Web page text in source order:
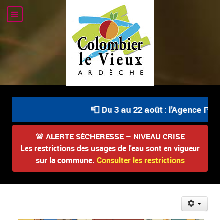
📮 Du 3 au 22 août : l'Agence
🚨 ALERTE SÉCHERESSE – NIVEAU CRISE
Les restrictions des usages de l'eau sont en vigueur
sur la commune. Consulter les restrictions